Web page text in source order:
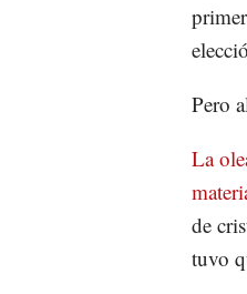
Pero
La
de
tuvo